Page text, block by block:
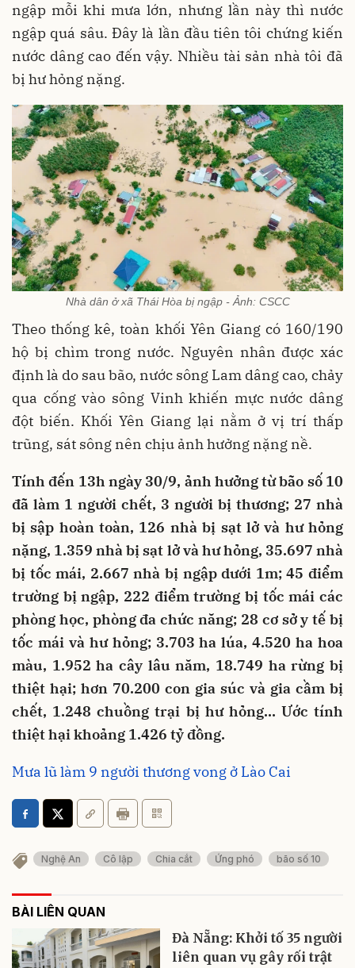
ngập mỗi khi mưa lớn, nhưng lần này thì nước
ngập quá sâu. Đây là lần đầu tiên tôi chứng kiến
nước dâng cao đến vậy. Nhiều tài sản nhà tôi đã
bị hư hỏng nặng.
Nhà dân ở xã Thái Hòa bị ngập - Ảnh: CSCC
Theo thống kê, toàn khối Yên Giang có 160/190
hộ bị chìm trong nước. Nguyên nhân được xác
định là do sau bão, nước sông Lam dâng cao, chảy
qua cống vào sông Vinh khiến mực nước dâng
đột biến. Khối Yên Giang lại nằm ở vị trí thấp
trũng, sát sông nên chịu ảnh hưởng nặng nề.
Tính đến 13h ngày 30/9, ảnh hưởng từ bão số 10
đã làm 1 người chết, 3 người bị thương; 27 nhà
bị sập hoàn toàn, 126 nhà bị sạt lở và hư hỏng
nặng, 1.359 nhà bị sạt lở và hư hỏng, 35.697 nhà
bị tốc mái, 2.667 nhà bị ngập dưới 1m; 45 điểm
trường bị ngập, 222 điểm trường bị tốc mái các
phòng học, phòng đa chức năng; 28 cơ sở y tế bị
tốc mái và hư hỏng; 3.703 ha lúa, 4.520 ha hoa
màu, 1.952 ha cây lâu năm, 18.749 ha rừng bị
thiệt hại; hơn 70.200 con gia súc và gia cầm bị
chết, 1.248 chuồng trại bị hư hỏng… Ước tính
thiệt hại khoảng 1.426 tỷ đồng.
Mưa lũ làm 9 người thương vong ở Lào Cai
Nghệ An Cô lập Chia cắt Ứng phó bão số 10
BÀI LIÊN QUAN
Đà Nẵng: Khởi tố 35 người
liên quan vụ gây rối trật